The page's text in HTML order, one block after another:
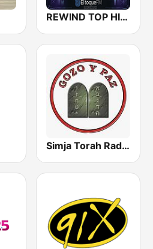
REWIND TOP HITS
Simja Torah Radio